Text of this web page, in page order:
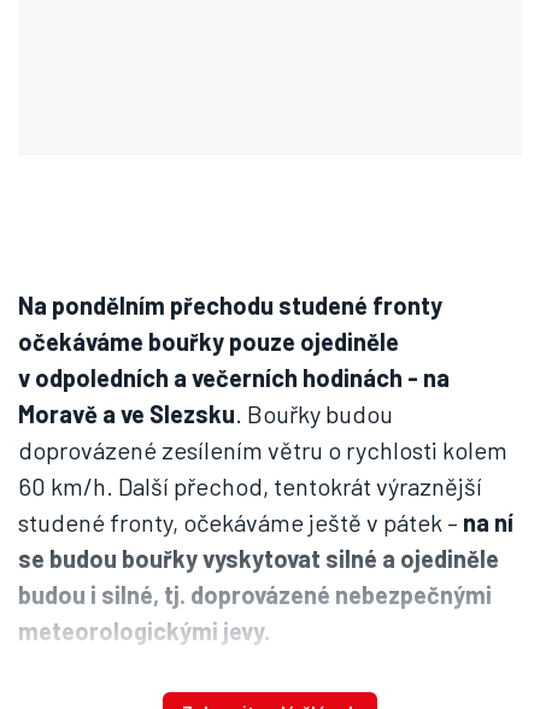
Na pondělním přechodu studené fronty
očekáváme bouřky pouze ojediněle
v odpoledních a večerních hodinách - na
Moravě a ve Slezsku. Bouřky budou
doprovázené zesílením větru o rychlosti kolem
60 km/h. Další přechod, tentokrát výraznější
studené fronty, očekáváme ještě v pátek – na ní
se budou bouřky vyskytovat silné a ojediněle
budou i silné, tj. doprovázené nebezpečnými
meteorologickými jevy.